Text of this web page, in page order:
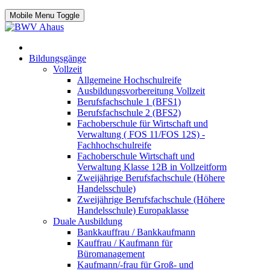
Mobile Menu Toggle
Bildungsgänge
Vollzeit
Allgemeine Hochschulreife
Ausbildungsvorbereitung Vollzeit
Berufsfachschule 1 (BFS1)
Berufsfachschule 2 (BFS2)
Fachoberschule für Wirtschaft und
Verwaltung ( FOS 11/FOS 12S) -
Fachhochschulreife
Fachoberschule Wirtschaft und
Verwaltung Klasse 12B in Vollzeitform
Zweijährige Berufsfachschule (Höhere
Handelsschule)
Zweijährige Berufsfachschule (Höhere
Handelsschule) Europaklasse
Duale Ausbildung
Bankkauffrau / Bankkaufmann
Kauffrau / Kaufmann für
Büromanagement
Kaufmann/-frau für Groß- und